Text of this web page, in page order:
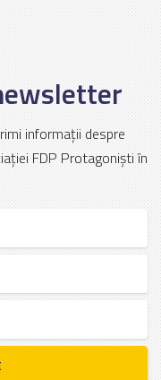
informații despre
FDP Protagoniști în